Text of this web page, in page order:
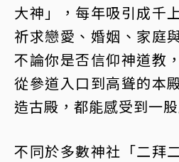
大神」，每年吸引成千
祈求戀愛、婚姻、家庭
不論你是否信仰神道教
從參道入口到高聳的本
造古殿，都能感受到一
不同於多數神社「二拜